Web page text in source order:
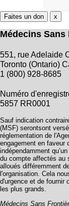
Faites un don x
Médecins Sans
551, rue Adelaide
Toronto (Ontario)
1 (800) 928-8685
Numéro
5857 RR0001
Sauf indication
(MSF) serontsont
réglementation de
engagement en faveur
indépendamment
du compte affectés au
alloués différemment
l'organisation. Cela
d'urgence et de fournir
les plus grands.
Médecins Sans